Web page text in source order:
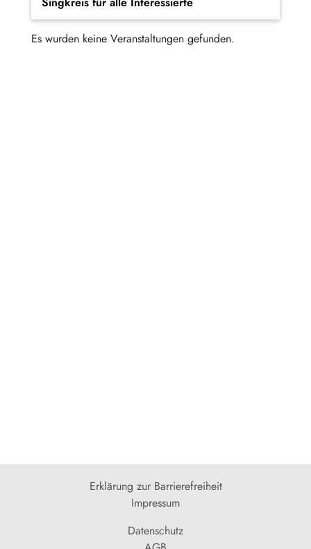
Es wurden keine Veranstaltungen gefunden.
Erklärung zur Barrierefreiheit
Impressum
Datenschutz